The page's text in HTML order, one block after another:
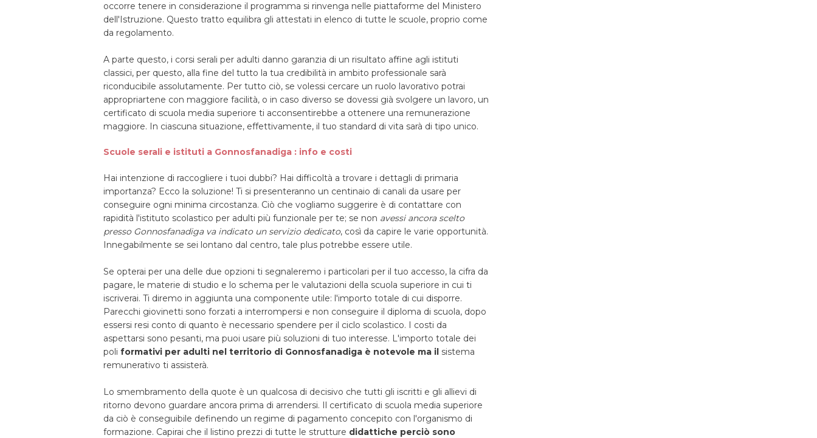
occorre tenere in considerazione il programma si rinvenga nelle piattaforme del Ministero
dell'Istruzione. Questo tratto equilibra gli attestati in elenco di tutte le scuole, proprio come
da regolamento.
A parte questo, i corsi serali per adulti danno garanzia di un risultato affine agli istituti
classici, per questo, alla fine del tutto la tua credibilità in ambito professionale sarà
riconducibile assolutamente. Per tutto ciò, se volessi cercare un ruolo lavorativo potrai
appropriartene con maggiore facilità, o in caso diverso se dovessi già svolgere un lavoro, un
certificato di scuola media superiore ti acconsentirebbe a ottenere una remunerazione
maggiore. In ciascuna situazione, effettivamente, il tuo standard di vita sarà di tipo unico.
Scuole serali e istituti a Gonnosfanadiga : info e costi
Hai intenzione di raccogliere i tuoi dubbi? Hai difficoltà a trovare i dettagli di primaria
importanza? Ecco la soluzione! Ti si presenteranno un centinaio di canali da usare per
conseguire ogni minima circostanza. Ciò che vogliamo suggerire è di contattare con
rapidità l'istituto scolastico per adulti più funzionale per te; se non avessi ancora scelto
presso Gonnosfanadiga va indicato un servizio dedicato, così da capire le varie opportunità.
Innegabilmente se sei lontano dal centro, tale plus potrebbe essere utile.
Se opterai per una delle due opzioni ti segnaleremo i particolari per il tuo accesso, la cifra da
pagare, le materie di studio e lo schema per le valutazioni della scuola superiore in cui ti
iscriverai. Ti diremo in aggiunta una componente utile: l'importo totale di cui disporre.
Parecchi giovinetti sono forzati a interrompersi e non conseguire il diploma di scuola, dopo
essersi resi conto di quanto è necessario spendere per il ciclo scolastico. I costi da
aspettarsi sono pesanti, ma puoi usare più soluzioni di tuo interesse. L'importo totale dei
poli formativi per adulti nel territorio di Gonnosfanadiga è notevole ma il sistema
remunerativo ti assisterà.
Lo smembramento della quote è un qualcosa di decisivo che tutti gli iscritti e gli allievi di
ritorno devono guardare ancora prima di arrendersi. Il certificato di scuola media superiore
da ciò è conseguibile definendo un regime di pagamento concepito con l'organismo di
formazione. Capirai che il listino prezzi di tutte le strutture didattiche perciò sono